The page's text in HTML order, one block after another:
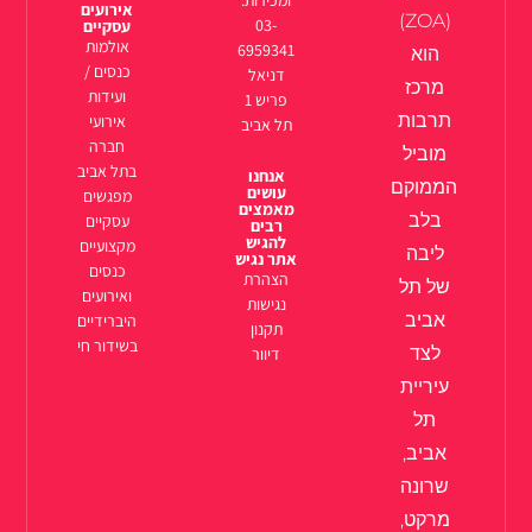
(ZOA)
הוא
מרכז
תרבות
מוביל
הממוקם
בלב
ליבה
של תל
אביב
לצד
עיריית
תל
אביב,
שרונה
מרקט,
03-
6959341
דניאל
פריש 1
תל אביב
אנחנו
עושים
מאמצים
רבים
להגיש
אתר נגיש
הצהרת
נגישות
תקנון
דיוור
אירועים
עסקיים
אולמות
כנסים /
ועידות
אירועי
חברה
בתל אביב
מפגשים
עסקיים
מקצועיים
כנסים
ואירועים
היברידיים
בשידור חי